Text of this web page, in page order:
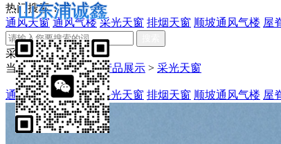
热门搜索：
通风天窗 通风气楼 采光天窗 排烟天窗 顺坡通风气楼 屋
采光天窗
当前位置：首页>>产品展示 > 采光天窗
通风天窗 通风气楼 采光天窗 排烟天窗 顺坡通风气楼 屋
山东浦诚鑫